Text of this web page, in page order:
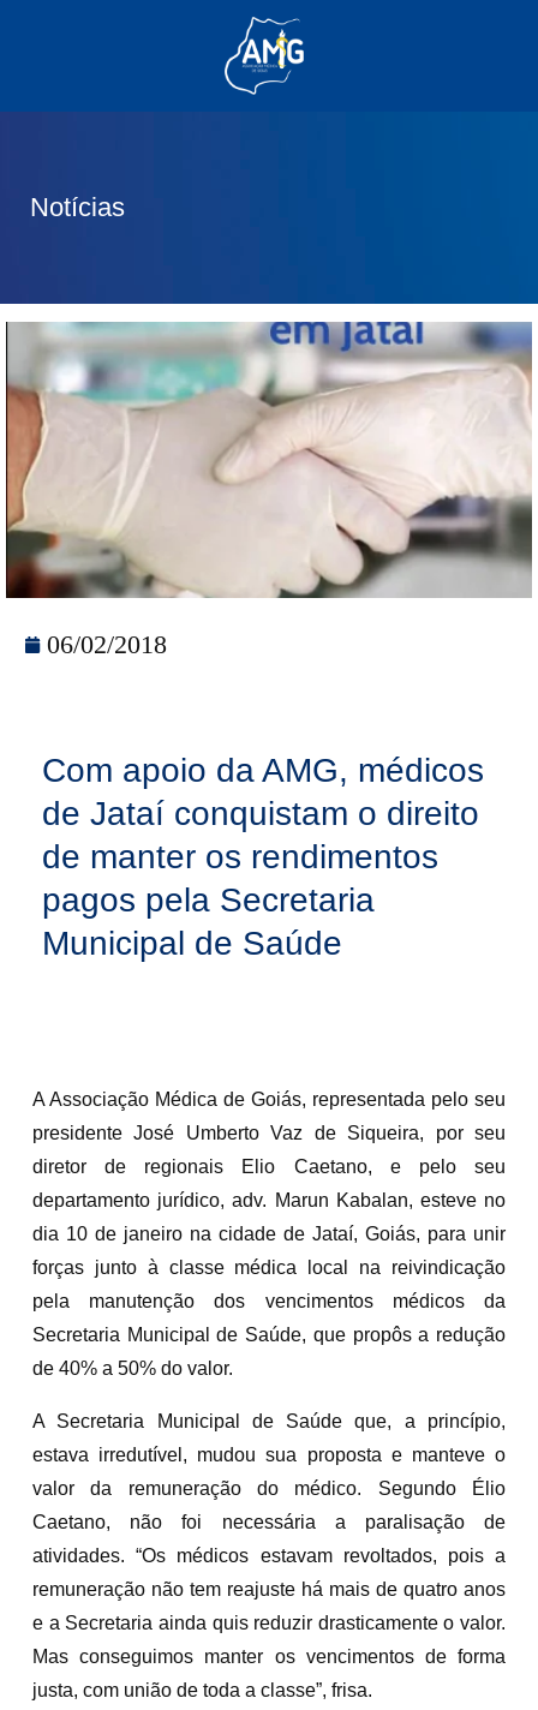
Notícias
06/02/2018
Com apoio da AMG, médicos
de Jataí conquistam o direito
de manter os rendimentos
pagos pela Secretaria
Municipal de Saúde
A Associação Médica de Goiás, representada pelo seu
presidente José Umberto Vaz de Siqueira, por seu
diretor de regionais Elio Caetano, e pelo seu
departamento jurídico, adv. Marun Kabalan, esteve no
dia 10 de janeiro na cidade de Jataí, Goiás, para unir
forças junto à classe médica local na reivindicação
pela manutenção dos vencimentos médicos da
Secretaria Municipal de Saúde, que propôs a redução
de 40% a 50% do valor.
A Secretaria Municipal de Saúde que, a princípio,
estava irredutível, mudou sua proposta e manteve o
valor da remuneração do médico. Segundo Élio
Caetano, não foi necessária a paralisação de
atividades. “Os médicos estavam revoltados, pois a
remuneração não tem reajuste há mais de quatro anos
e a Secretaria ainda quis reduzir drasticamente o valor.
Mas conseguimos manter os vencimentos de forma
justa, com união de toda a classe”, frisa.